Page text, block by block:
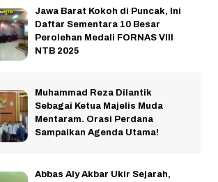
Jawa Barat Kokoh di Puncak, Ini
Daftar Sementara 10 Besar
Perolehan Medali FORNAS VIII
NTB 2025
Muhammad Reza Dilantik
Sebagai Ketua Majelis Muda
Mentaram. Orasi Perdana
Sampaikan Agenda Utama!
Abbas Aly Akbar Ukir Sejarah,